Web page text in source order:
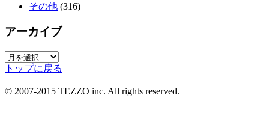
その他 (316)
アーカイブ
ア
ー
イ
トップに戻る
© 2007-2015 TEZZO inc. All rights reserved.